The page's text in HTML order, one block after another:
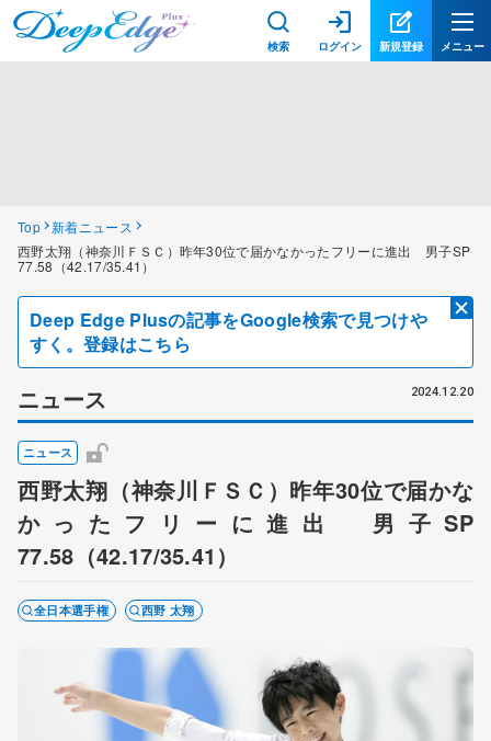
検索 ログイン 新規登録 メニュー
Top 新着ニュース
西野太翔（神奈川ＦＳＣ）昨年30位で届かなかったフリーに進出 男子SP
77.58（42.17/35.41）
Deep Edge Plusの記事をGoogle検索で見つけや
すく。登録はこちら
ニュース 2024.12.20
ニュース
西野太翔（神奈川ＦＳＣ）昨年30位で届かな
かったフリーに進出 男子SP
77.58（42.17/35.41）
全日本選手権 西野 太翔